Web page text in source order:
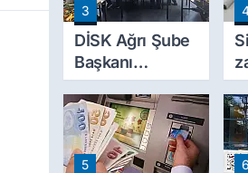
Tahsil Edilecek
3
DİSK Ağrı Şube
Başkanı
Erincik'ten Ağrı
Belediyesi'ne
sert tepki!
5 6